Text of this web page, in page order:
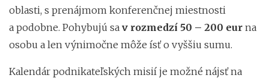
oblasti, s prenájmom konferenčnej miestnosti
a podobne. Pohybujú sa v rozmedzí 50 – 200 eur na
osobu a len výnimočne môže ísť o vyššiu sumu.
Kalendár podnikateľských misií je možné nájsť na